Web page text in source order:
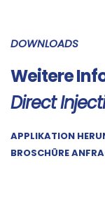
DOWNLOADS
Weitere
Direct
APPLIKATION
BROSCHÜRE